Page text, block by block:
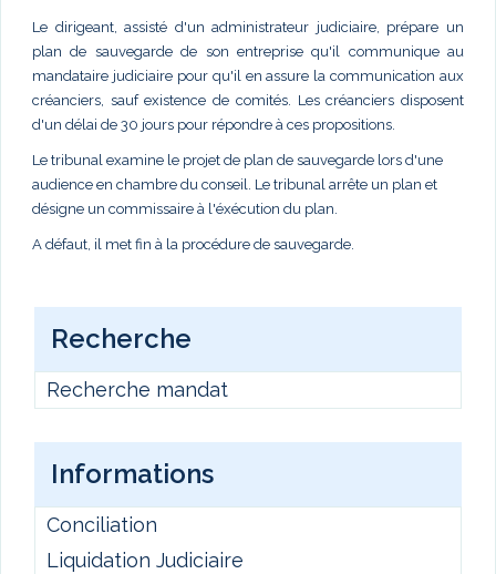
Le dirigeant, assisté d'un administrateur judiciaire, prépare un
plan de sauvegarde de son entreprise qu'il communique au
mandataire judiciaire pour qu'il en assure la communication aux
créanciers, sauf existence de comités. Les créanciers disposent
d'un délai de 30 jours pour répondre à ces propositions.
Le tribunal examine le projet de plan de sauvegarde lors d'une
audience en chambre du conseil. Le tribunal arrête un plan et
désigne un commissaire à l'éxécution du plan.
A défaut, il met fin à la procédure de sauvegarde.
Recherche
Recherche mandat
Informations
Conciliation
Liquidation Judiciaire